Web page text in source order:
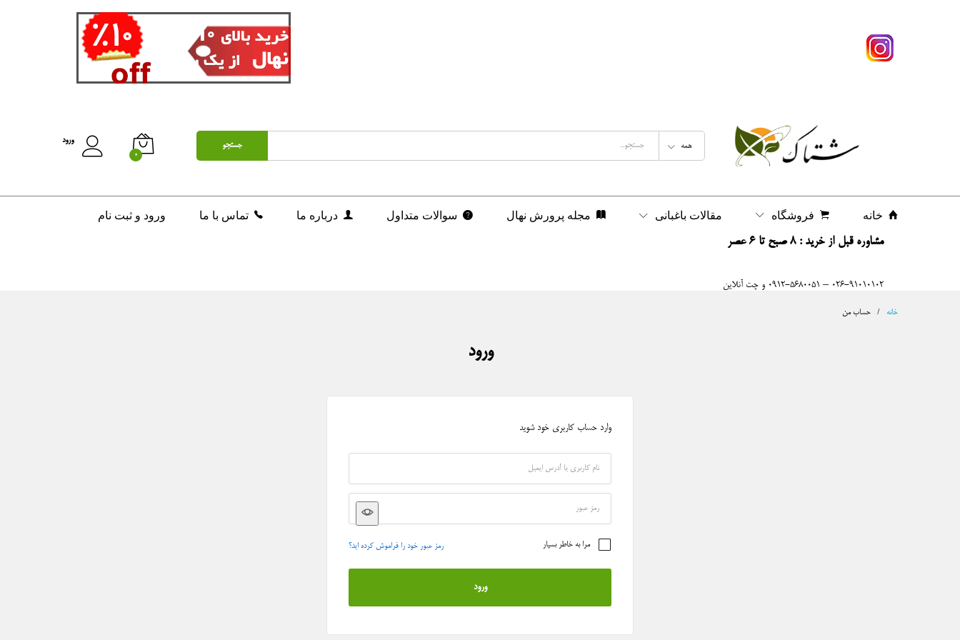
همه جستجو
0
ورود
خانه فروشگاه مقالات باغبانی مجله پرورش نهال سوالات متداول درباره ما تماس با ما ورود و ثبت نام
مشاوره قبل از خرید : 8 صبح تا 6 عصر
026-91010102 – 0912-5680051 و چت آنلاین
خانه / حساب من
ورود
وارد حساب کاربری خود شوید
مرا به خاطر بسپار رمز عبور خود را فراموش کرده اید؟
ورود